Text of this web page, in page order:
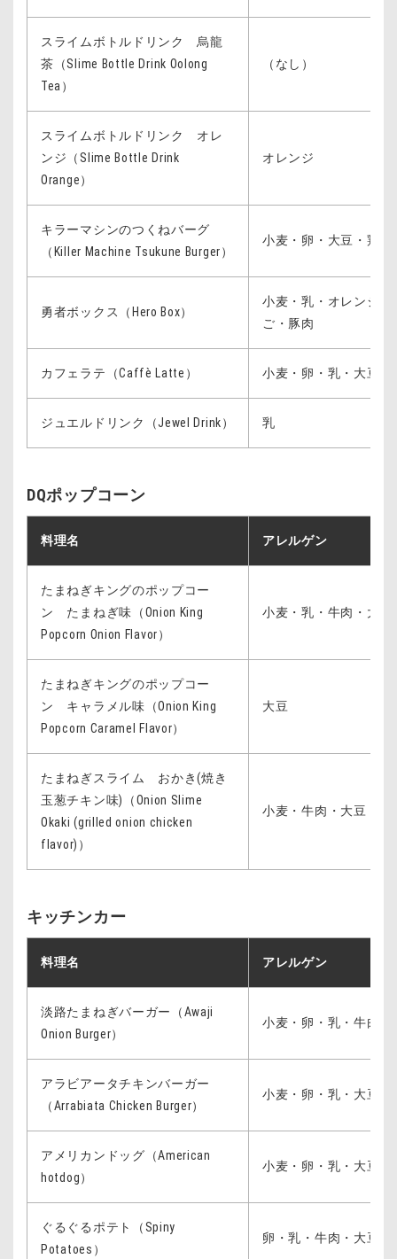
スライムボトルドリンク 烏龍
茶（Slime Bottle Drink Oolong
Tea）
（なし）
スライムボトルドリンク オレ
ンジ（Slime Bottle Drink
Orange）
オレンジ
キラーマシンのつくねバーグ
（Killer Machine Tsukune Burger）
小麦・卵・大豆・鶏肉
勇者ボックス（Hero Box）
小麦・乳・オレンジ
ご・豚肉
カフェラテ（Caffè Latte） 小麦・卵・乳・大豆
ジュエルドリンク（Jewel Drink） 乳
DQポップコーン
料理名 アレルゲン
たまねぎキングのポップコー
ン たまねぎ味（Onion King
Popcorn Onion Flavor）
小麦・乳・牛肉・大
たまねぎキングのポップコー
ン キャラメル味（Onion King
Popcorn Caramel Flavor）
大豆
たまねぎスライム おかき(焼き
玉葱チキン味)（Onion Slime
Okaki (grilled onion chicken
flavor)）
小麦・牛肉・大豆・鶏
キッチンカー
料理名 アレルゲン
淡路たまねぎバーガー（Awaji
Onion Burger）
小麦・卵・乳・牛肉
アラビアータチキンバーガー
（Arrabiata Chicken Burger）
小麦・卵・乳・大豆・
アメリカンドッグ（American
hotdog）
小麦・卵・乳・大豆
ぐるぐるポテト（Spiny
Potatoes）
卵・乳・牛肉・大豆・